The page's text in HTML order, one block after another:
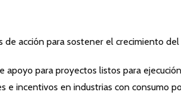
acción para sostener el crecimiento
para proyectos listos para
e incentivos en industrias con consumo